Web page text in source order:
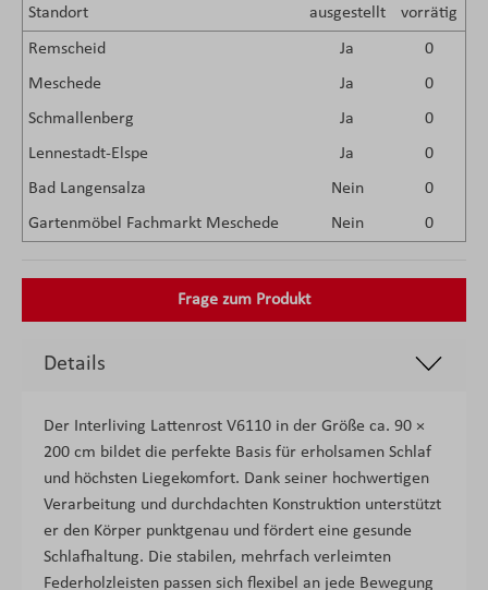
Standort
ausgestellt vorrätig
Remscheid Ja
0
Meschede
Ja
0
Schmallenberg
Ja
0
Lennestadt-Elspe
Ja
0
Bad Langensalza
Nein
0
Gartenmöbel Fachmarkt Meschede
Nein 0
Frage zum Produkt
Details
Der Interliving Lattenrost V6110 in der Größe ca. 90 ×
200 cm bildet die perfekte Basis für erholsamen Schlaf
und höchsten Liegekomfort. Dank seiner hochwertigen
Verarbeitung und durchdachten Konstruktion unterstützt
er den Körper punktgenau und fördert eine gesunde
Schlafhaltung. Die stabilen, mehrfach verleimten
Federholzleisten passen sich flexibel an jede Bewegung